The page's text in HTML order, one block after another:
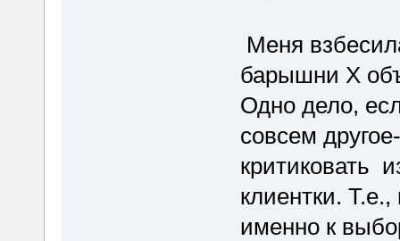
Меня
барышни Х
Одно дело,
совсем
критиковать
клиентки.
именно к